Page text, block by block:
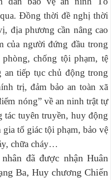
Đồng thời đề nghị thời
địa phương cần nâng cao
của người đứng đầu trong
chống tội phạm, tệ
tiếp tục chủ động trong
trị, đảm bảo an toàn xã
nóng” về an ninh trật tự
tác tuyên truyền, huy động
gia tố giác tội phạm, bảo vệ
chữa cháy…
đã được nhận Huân
Ba, Huy chương Chiến